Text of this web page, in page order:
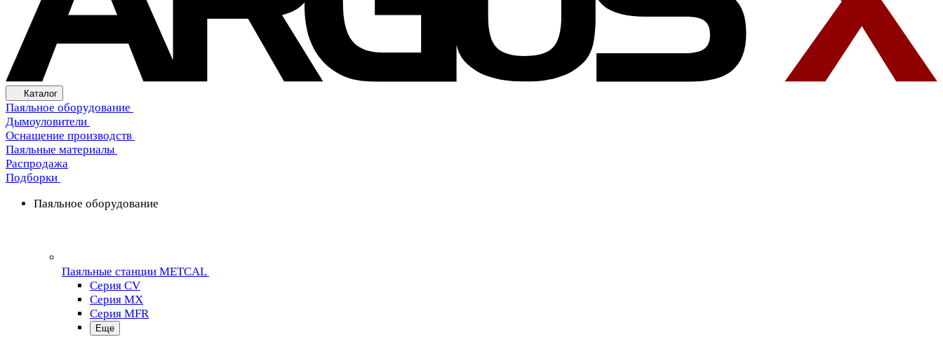
Каталог
Паяльное оборудование
Дымоуловители
Оснащение производств
Паяльные материалы
Распродажа
Подборки
Паяльное оборудование
Паяльные станции METCAL
Серия CV
Серия MX
Серия MFR
Еще